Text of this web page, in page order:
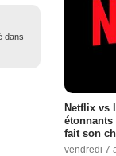
dans
Netflix vs
fait son
vendredi 7